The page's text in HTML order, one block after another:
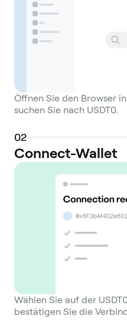
Öffnen Sie den Browser
suchen Sie nach USDT0.
02
Connect-Wallet
Wählen Sie auf der
bestätigen Sie die